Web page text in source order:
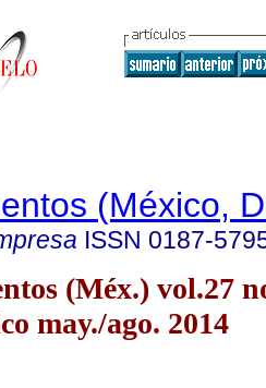
(México,
ISSN 0187-
(Méx.) vol.27
may./ago. 2014